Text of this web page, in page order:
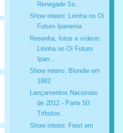
Renegade So...
Show inteiro: Lirinha no Oi
Futuro Ipanema
Resenha, fotos e vídeos:
Lirinha no Oi Futuro
Ipan...
Show inteiro: Blondie em
1982
Lançamentos Nacionais
de 2012 - Parte 50:
Tributos...
Show inteiro: Feist em